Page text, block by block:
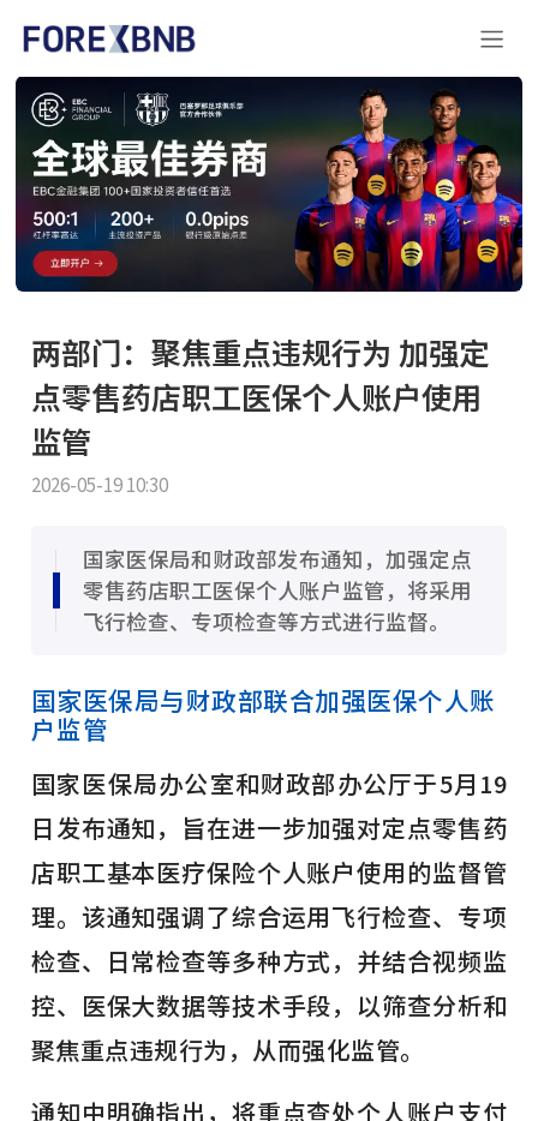
两部门：聚焦重点违规行为 加强定
点零售药店职工医保个人账户使用
监管
2026-05-19 10:30
国家医保局和财政部发布通知，加强定点
零售药店职工医保个人账户监管，将采用
飞行检查、专项检查等方式进行监督。
国家医保局与财政部联合加强医保个人账
户监管
国家医保局办公室和财政部办公厅于5月19
日发布通知，旨在进一步加强对定点零售药
店职工基本医疗保险个人账户使用的监督管
理。该通知强调了综合运用飞行检查、专项
检查、日常检查等多种方式，并结合视频监
控、医保大数据等技术手段，以筛查分析和
聚焦重点违规行为，从而强化监管。
通知中明确指出，将重点查处个人账户支付